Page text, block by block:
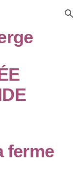
Skip to navigation
ferme